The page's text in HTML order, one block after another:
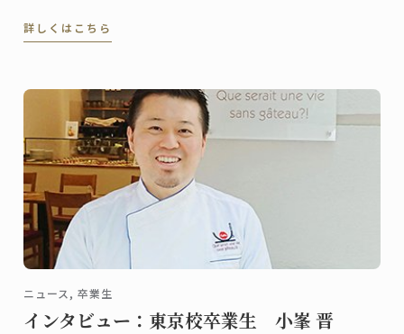
フシリーズは、ツヴィリング各店舗やル・コルドン・
す！
詳しくはこちら
ニュース, 卒業生
インタビュー：東京校卒業生 小峯 晋